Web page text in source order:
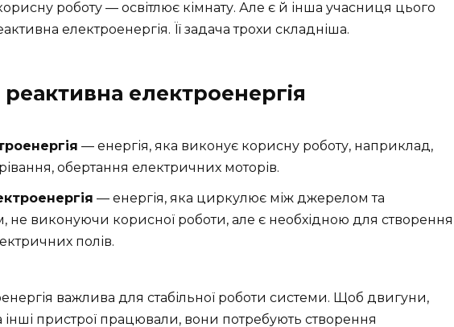
роботу — освітлює кімнату. Але є й інша учасниця цього
електроенергія. Її задача трохи складніша.
електроенергія
— енергія, яка виконує корисну роботу, наприклад,
обертання електричних моторів.
— енергія, яка циркулює між джерелом та
не виконуючи корисної роботи, але є необхідною для створення
полів.
важлива для стабільної роботи системи. Щоб двигуни,
пристрої працювали, вони потребують створення